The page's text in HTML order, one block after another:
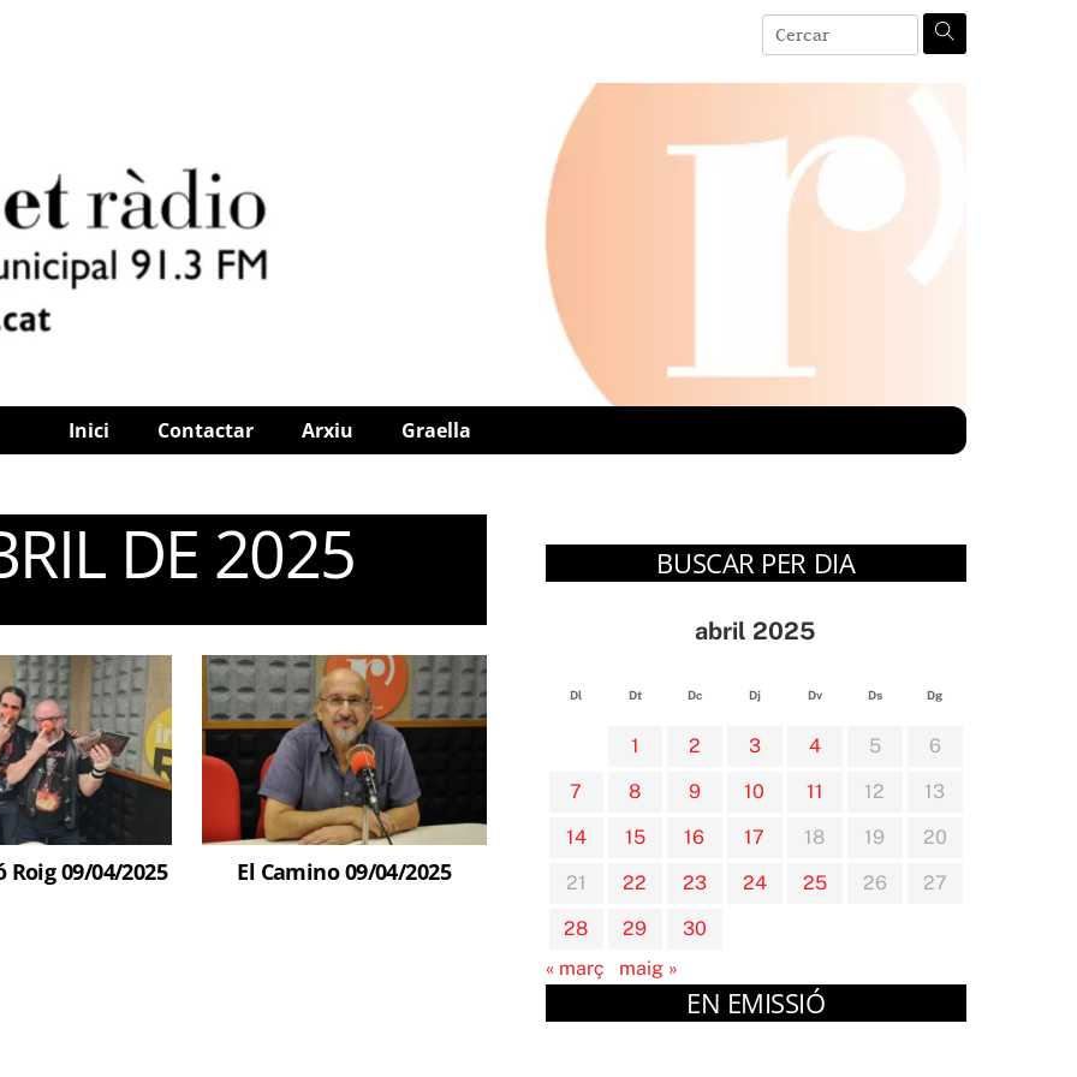
Inici Contactar Arxiu Graella
DE 2025
Roig 09/04/2025 El Camino 09/04/2025
BUSCAR PER DIA
abril 2025
Dl Dt Dc Dj Dv Ds Dg
1 2 3 4 5
6
7
8 9 10 11 12
13
14
15 16 17 18 19
20
21
22 23 24 25 26
27
28
29
30
« març
maig »
EN EMISSIÓ